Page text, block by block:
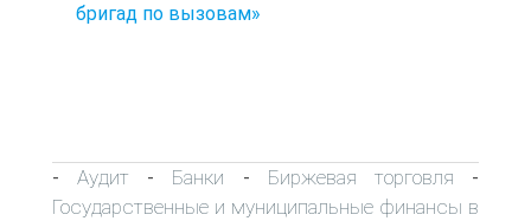
бригад по вызовам»
-Аудит - Банки - Биржевая торговля -
Государственные и муниципальные финансы в